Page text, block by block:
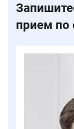
прием по